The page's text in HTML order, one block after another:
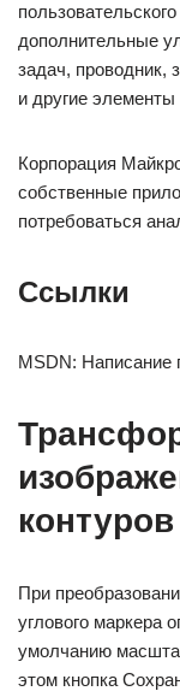
дополнительные
задач, проводник,
и другие элементы
Корпорация
собственные
потребоваться
Ссылки
MSDN: Написание
контуров
При
углового маркера
умолчанию
этом кнопка